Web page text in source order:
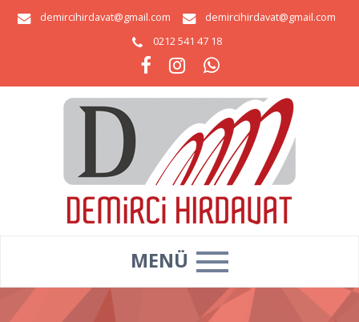
demircihirdavat@gmail.com
demircihirdavat@gmail.com
0212 541 47 18
MENÜ